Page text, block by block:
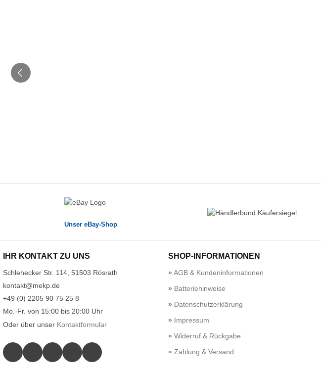
Unser eBay-Shop
IHR KONTAKT ZU UNS
Schlehecker Str. 114, 51503 Rösrath
kontakt@mekp.de
+49 (0) 2205 90 75 25 8
Mo.-Fr. von 15:00 bis 20:00 Uhr
Oder über unser Kontaktformular
SHOP-INFORMATIONEN
AGB & Kundeninformationen
Batteriehinweise
Datenschutzerklärung
Impressum
Widerruf & Rückgabe
Zahlung & Versand